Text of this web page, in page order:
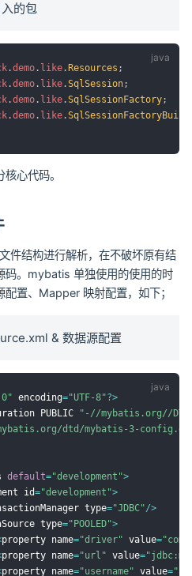
的包
.demo . like . Resources ;
.demo . like .SqlSession;
.demo . like .SqlSessionFactory;
.demo . like .
心代码。
件结构进行解析，在不破坏原有结
码。mybatis 单独使用的使用的时
置、Mapper 映射配置，如下；
& 数据源配置
encoding="UTF-8"?>
PUBLIC
"-//mybatis.org//
dtd/mybatis-3-
default="development">
id="development">
type="JDBC"/>
type="POOLED">
property name="driver" value=
property name="url" value=
property name="username" value=